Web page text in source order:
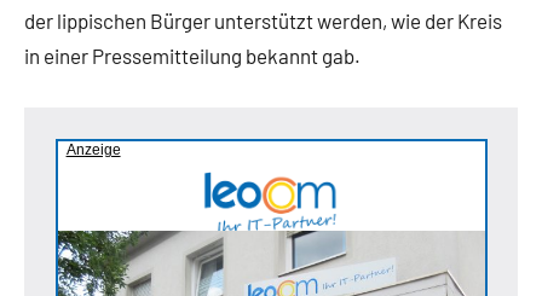
der lippischen Bürger unterstützt werden, wie der Kreis
in einer Pressemitteilung bekannt gab.
Anzeige